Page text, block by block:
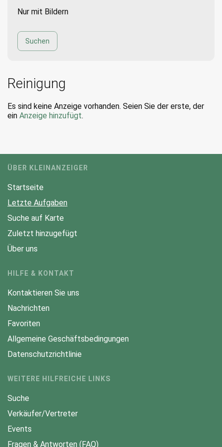
Nur mit Bildern
Reinigung
Es sind keine Anzeige vorhanden. Seien Sie der erste, der
ein Anzeige hinzufügt.
ÜBER KLEINANZEIGER
Startseite
Letzte Aufgaben
Suche auf Karte
Zuletzt hinzugefügt
Über uns
HILFE & KONTAKT
Kontaktieren Sie uns
Nachrichten
Favoriten
Allgemeine Geschäftsbedingungen
Datenschutzrichtlinie
WEITERE HILFREICHE LINKS
Suche
Verkäufer/Vertreter
Events
Fragen & Antworten (FAQ)